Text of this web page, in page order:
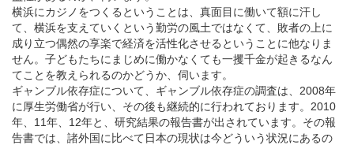
横浜にカジノをつくるということは、真面目に働いて額に汗し
て、横浜を支えていくという勤労の風土ではなくて、敗者の上に
成り立つ偶然の享楽で経済を活性化させるということに他なりま
せん。子どもたちにまじめに働かなくても一攫千金が起きるなん
てことを教えられるのかどうか、伺います。
ギャンブル依存症について、ギャンブル依存症の調査は、2008年
に厚生労働省が行い、その後も継続的に行われております。2010
年、11年、12年と、研究結果の報告書が出されています。その報
告書では、諸外国に比べて日本の現状は今どういう状況にあるの